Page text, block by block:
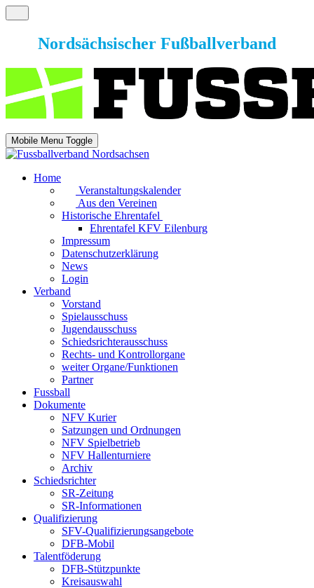
Nordsächsischer Fußballverband
Mobile Menu Toggle
Home
Veranstaltungskalender
Aus den Vereinen
Historische Ehrentafel
Ehrentafel KFV Eilenburg
Impressum
Datenschutzerklärung
News
Login
Verband
Vorstand
Spielausschuss
Jugendausschuss
Schiedsrichterausschuss
Rechts- und Kontrollorgane
weiter Organe/Funktionen
Partner
Fussball
Dokumente
NFV Kurier
Satzungen und Ordnungen
NFV Spielbetrieb
NFV Hallenturniere
Archiv
Schiedsrichter
SR-Zeitung
SR-Informationen
Qualifizierung
SFV-Qualifizierungsangebote
DFB-Mobil
Talentföderung
DFB-Stützpunkte
Kreisauswahl